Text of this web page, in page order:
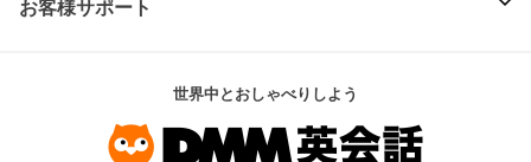
お客様サポート
世界中とおしゃべりしよう